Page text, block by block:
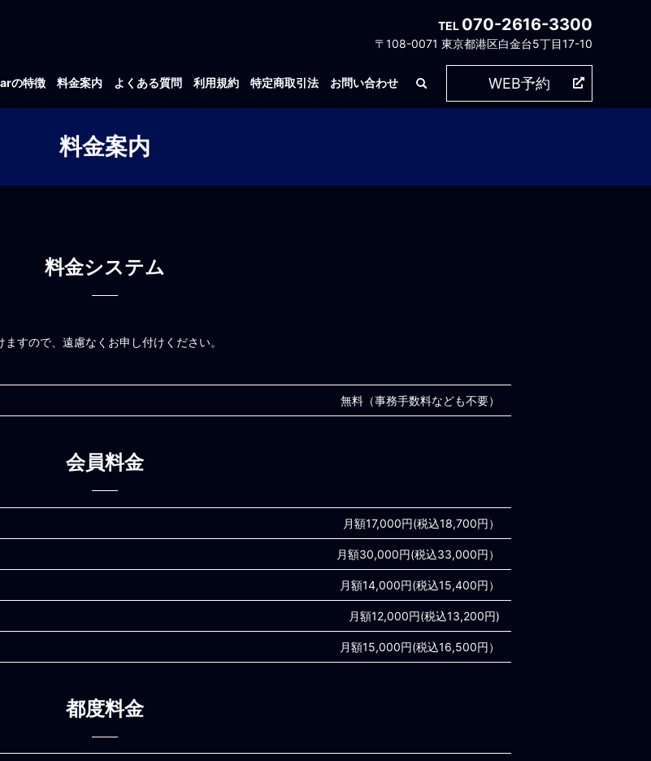
の特徴 料金案内 よくある質問 利用規約 特定商取引法 お問い合わせ
TEL 070-2616-3300
〒108-0071 東京都港区白金台5丁目17-10
WEB予約
料金案内
料金システム
すので、遠慮なくお申し付けください。
無料（事務手数料なども不要）
会員料金
月額17,000円(税込18,700円）
月額30,000円(税込33,000円）
月額14,000円(税込15,400円）
月額12,000円(税込13,200円)
月額15,000円(税込16,500円）
都度料金